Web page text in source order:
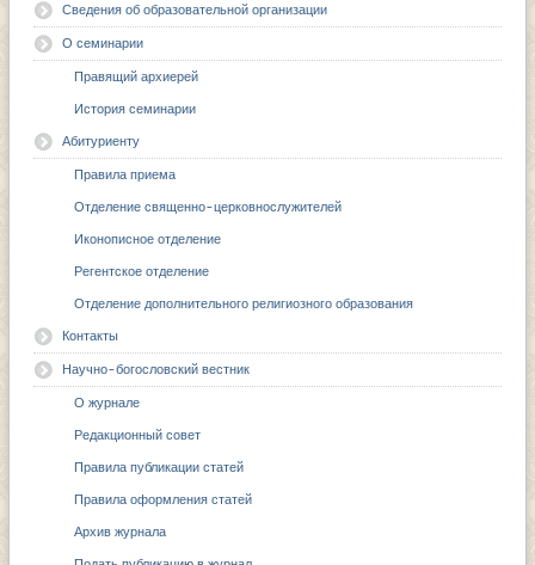
Сведения об образовательной организации
О семинарии
Правящий архиерей
История семинарии
Абитуриенту
Правила приема
Отделение священно-церковнослужителей
Иконописное отделение
Регентское отделение
Отделение дополнительного религиозного образования
Контакты
Научно-богословский вестник
О журнале
Редакционный совет
Правила публикации статей
Правила оформления статей
Архив журнала